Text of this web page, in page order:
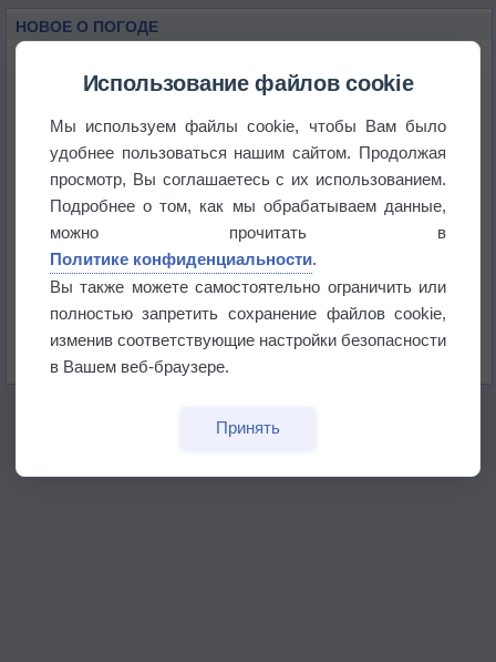
НОВОЕ О ПОГОДЕ
Приложение построит маршрут через тень
Атмосфера начала замерзать
В Приморье обнаружены морские волны тепла
бабочек
Использование файлов cookie
Мы используем файлы cookie, чтобы Вам было
удобнее пользоваться нашим сайтом. Продолжая
просмотр, Вы соглашаетесь с их использованием.
Подробнее о том, как мы обрабатываем данные,
можно прочитать в
Политике конфиденциальности.
Вы также можете самостоятельно ограничить или
полностью запретить сохранение файлов cookie,
изменив соответствующие настройки безопасности
в Вашем веб-браузере.
Принять